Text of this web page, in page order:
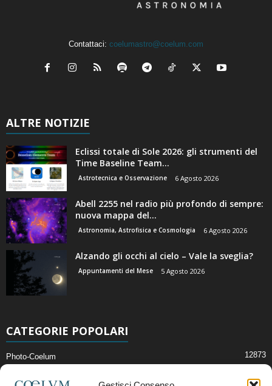
Contattaci: coelumastro@coelum.com
ALTRE NOTIZIE
Eclissi totale di Sole 2026: gli strumenti del
Time Baseline Team...
Astrotecnica e Osservazione 6 Agosto 2026
Abell 2255 nel radio più profondo di sempre:
nuova mappa del...
Astronomia, Astrofisica e Cosmologia 6 Agosto 2026
Alzando gli occhi al cielo – Vale la sveglia?
Appuntamenti del Mese 5 Agosto 2026
CATEGORIE POPOLARI
Photo-Coelum 12873